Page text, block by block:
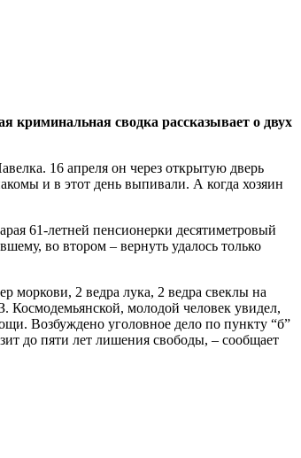
криминальная сводка рассказывает о двух
16 апреля он через открытую дверь
и в этот день выпивали. А когда хозяин
61-летней пенсионерки десятиметровый
во втором – вернуть удалось только
моркови, 2 ведра лука, 2 ведра свеклы на
Космодемьянской, молодой человек увидел,
Возбуждено уголовное дело по пункту “б”
до пяти лет лишения свободы, – сообщает